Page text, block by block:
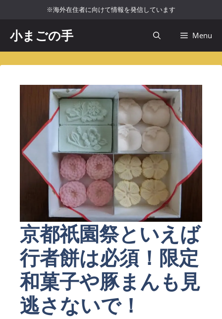
ツ
へ
※海外在住者に向けて情報を発信しています
小まごの手 Menu
京都祇園祭といえば
行者餅は必須！限定
和菓子や豚まんも見
逃さないで！